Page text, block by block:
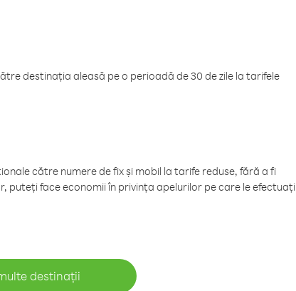
destinația aleasă pe o perioadă de 30 de zile la tarifele
către numere de fix și mobil la tarife reduse, fără a fi
puteți face economii în privința apelurilor pe care le efectuați
destinații